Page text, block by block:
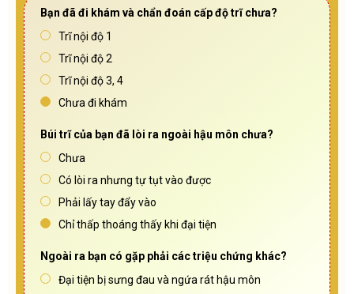
Bạn đã đi khám và chẩn đoán cấp độ trĩ chưa?
Trĩ nội độ 1
Trĩ nội độ 2
Trĩ nội độ 3, 4
Chưa đi khám
Búi trĩ của bạn đã lòi ra ngoài hậu môn chưa?
Chưa
Có lòi ra nhưng tự tụt vào được
Phải lấy tay đẩy vào
Chỉ thấp thoáng thấy khi đại tiện
Ngoài ra bạn có gặp phải các triệu chứng khác?
Đại tiện bị sưng đau và ngứa rát hậu môn